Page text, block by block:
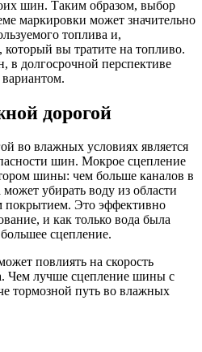
шин. Таким образом, выбор
маркировки может значительно
топлива и,
вы тратите на топливо.
в долгосрочной перспективе
дорогой
во влажных условиях является
шин. Мокрое сцепление
шины: чем больше каналов в
убирать воду из области
Это эффективно
и как только вода была
сцепление.
повлиять на скорость
Чем лучше сцепление шины с
тормозной путь во влажных